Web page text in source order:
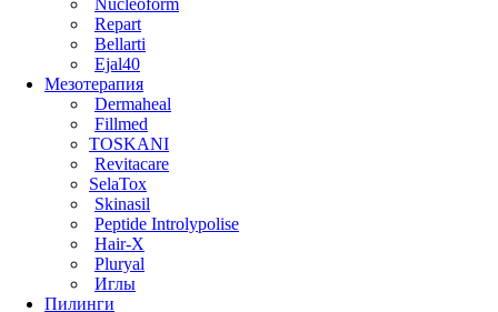
Repart
Bellarti
Ejal40
Мезотерапия
Dermaheal
Fillmed
TOSKANI
Revitacare
SelaTox
Skinasil
Peptide Introlypolise
Hair-X
Pluryal
Иглы
Пилинги